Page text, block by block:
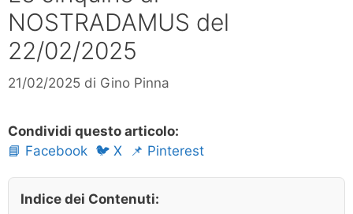
NOSTRADAMUS del
22/02/2025
21/02/2025 di Gino Pinna
Condividi questo articolo:
📘 Facebook 🐦 X 📌 Pinterest
Indice dei Contenuti: